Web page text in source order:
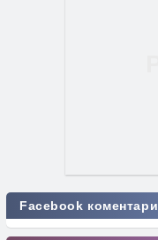
Facebook коментари